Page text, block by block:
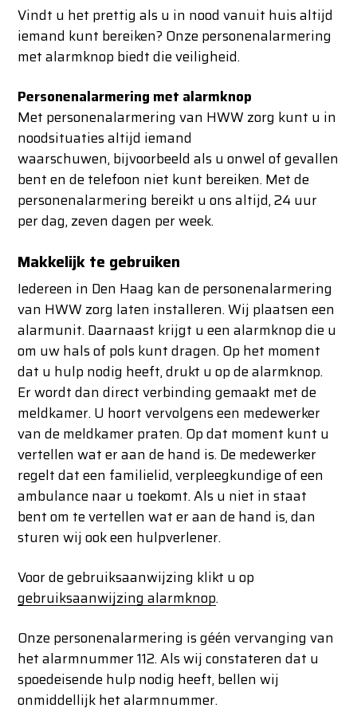
Vindt u het prettig als u in nood vanuit huis altijd
iemand kunt bereiken? Onze personenalarmering
met alarmknop biedt die veiligheid.
Personenalarmering met alarmknop
Met personenalarmering van HWW zorg kunt u in
noodsituaties altijd iemand
waarschuwen, bijvoorbeeld als u onwel of gevallen
bent en de telefoon niet kunt bereiken. Met de
personenalarmering bereikt u ons altijd, 24 uur
per dag, zeven dagen per week.
Makkelijk te gebruiken
Iedereen in Den Haag kan de personenalarmering
van HWW zorg laten installeren. Wij plaatsen een
alarmunit. Daarnaast krijgt u een alarmknop die u
om uw hals of pols kunt dragen. Op het moment
dat u hulp nodig heeft, drukt u op de alarmknop.
Er wordt dan direct verbinding gemaakt met de
meldkamer. U hoort vervolgens een medewerker
van de meldkamer praten. Op dat moment kunt u
vertellen wat er aan de hand is. De medewerker
regelt dat een familielid, verpleegkundige of een
ambulance naar u toekomt. Als u niet in staat
bent om te vertellen wat er aan de hand is, dan
sturen wij ook een hulpverlener.
Voor de gebruiksaanwijzing klikt u op
gebruiksaanwijzing alarmknop.
Onze personenalarmering is géén vervanging van
het alarmnummer 112. Als wij constateren dat u
spoedeisende hulp nodig heeft, bellen wij
onmiddellijk het alarmnummer.